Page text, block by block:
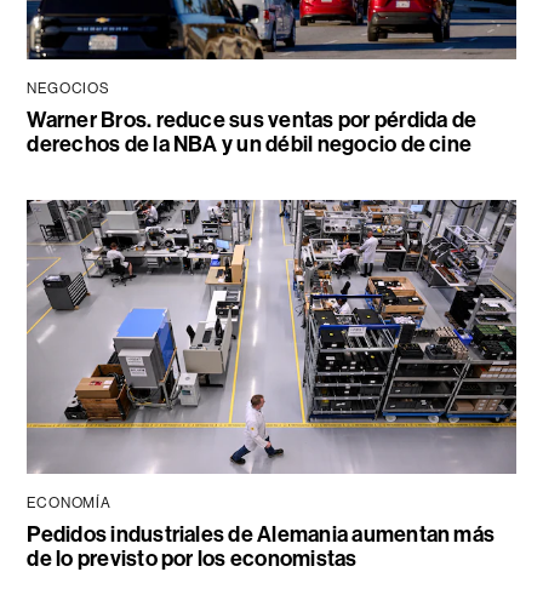
NEGOCIOS
Warner Bros. reduce sus ventas por pérdida de
derechos de la NBA y un débil negocio de cine
ECONOMÍA
Pedidos industriales de Alemania aumentan más
de lo previsto por los economistas